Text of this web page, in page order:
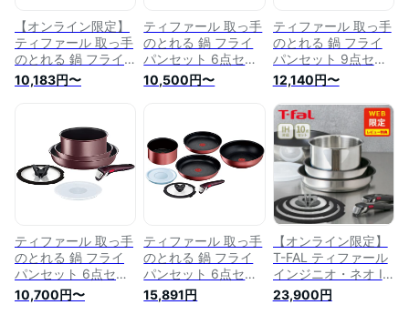
【オンライン限定】
ティファール 取っ手
のとれる 鍋 フライ
パンセット 6点セッ
ト IH ガス火対応
IHブルーマーキーズ
・アンリミテッド」
こびりつきにくい ブ
ルー L77991
10,183円〜
ティファール 取っ手
のとれる 鍋 フライ
パンセット 6点セッ
ト IH ガス火対応
「インジニオ・ネオ
ド」 こびりつきにく
い ブラック L38991
10,500円〜
ティファール 取っ手
のとれる 鍋 フライ
パンセット 9点セッ
ト IH ガス火対応
「インジニオ・ネオ
IHマロンブラウン・
アンリミテッド」 こ
びりつきにくい ブラ
ウン L38591
12,140円〜
ティファール 取っ手
のとれる 鍋 フライ
パンセット 6点セッ
ト IH ガス火対応
「インジニオ・ネオ
10,700円〜
ティファール 取っ手
のとれる 鍋 フライ
パンセット 6点セッ
ト IH ガス火対応
「インジニオ・ネオ
15,891円
【オンライン限定】
T-FAL ティファール
インジニオ・ネオ IH
ステンレス ブリエ・
アンリミテッド セッ
23,900円